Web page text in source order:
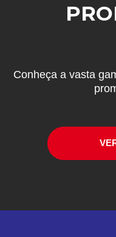
Conheça a vasta